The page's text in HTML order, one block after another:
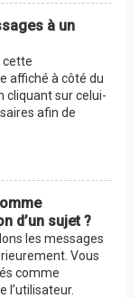
à un
cette
affiché à côté du
cliquant sur celui-
afin de
d’un sujet ?
les messages
Vous
comme
l’utilisateur.